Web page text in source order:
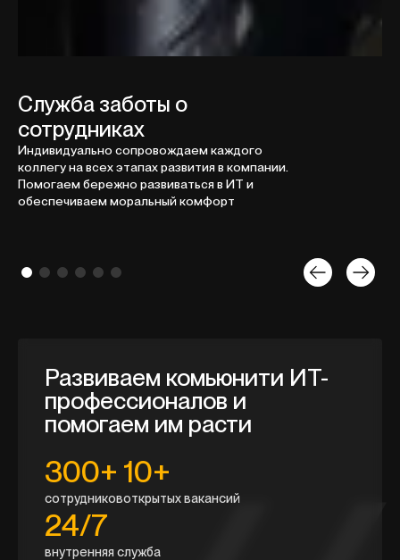
Служба заботы о
сотрудниках
Индивидуально сопровождаем каждого
коллегу на всех этапах развития в компании.
Помогаем бережно развиваться в ИТ и
обеспечиваем моральный комфорт
Развиваем комьюнити ИТ-
профессионалов и
помогаем им расти
300+
сотрудников
10+
открытых вакансий
24/7
внутренняя служба